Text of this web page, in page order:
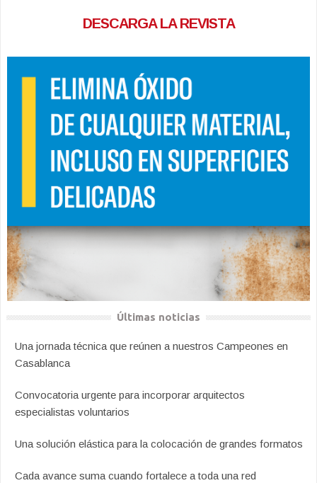
DESCARGA LA REVISTA
Últimas noticias
Una jornada técnica que reúnen a nuestros Campeones en
Casablanca
Convocatoria urgente para incorporar arquitectos
especialistas voluntarios
Una solución elástica para la colocación de grandes formatos
Cada avance suma cuando fortalece a toda una red